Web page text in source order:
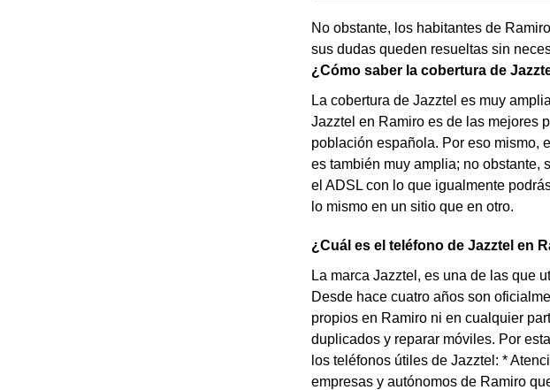
No obstante, los habitantes de
sus dudas queden resueltas sin
¿Cómo saber la cobertura de
La cobertura de Jazztel es muy
Jazztel en Ramiro es de las mejores
población española. Por eso mismo,
es también muy amplia; no obstante,
el ADSL con lo que igualmente
lo mismo en un sitio que en otro.
¿Cuál es el teléfono de Jazztel en
La marca Jazztel, es una de las que
Desde hace cuatro años son
propios en Ramiro ni en cualquier
duplicados y reparar móviles. Por
los teléfonos útiles de Jazztel: *
empresas y autónomos de Ramiro